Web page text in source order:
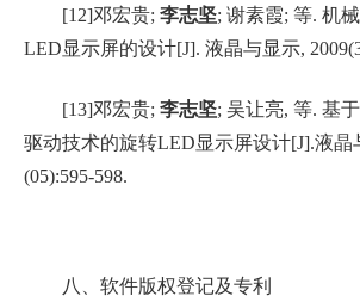
[12]邓宏贵; 李志坚; 谢素霞; 等. 机
LED显示屏的设计[J]. 液晶与显示,
[13]邓宏贵; 李志坚; 吴让亮, 等. 基
驱动技术的旋转LED显示屏设计[J].液晶
(05):595-598.
八、 软件版权登记及专利